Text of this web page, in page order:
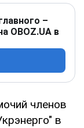
–
OBOZ.UA в
членов
в